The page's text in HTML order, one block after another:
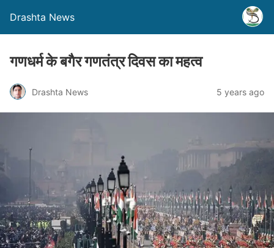
Drashta News
गणधर्म के बगैर गणतंत्र दिवस का महत्व
Drashta News 5 years ago